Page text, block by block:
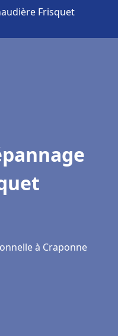
Frisquet
à Craponne